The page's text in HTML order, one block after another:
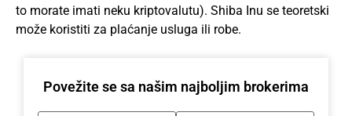
to morate imati neku kriptovalutu). Shiba Inu se teoretski
može koristiti za plaćanje usluga ili robe.
Povežite se sa našim najboljim brokerima